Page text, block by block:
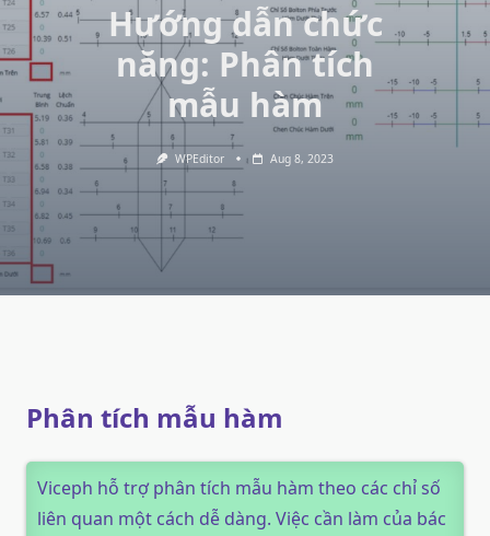
Hướng dẫn chức
năng: Phân tích
mẫu hàm
WPEditor Aug 8, 2023
Phân tích mẫu hàm
Viceph hỗ trợ phân tích mẫu hàm theo các chỉ số
liên quan một cách dễ dàng. Việc cần làm của bác